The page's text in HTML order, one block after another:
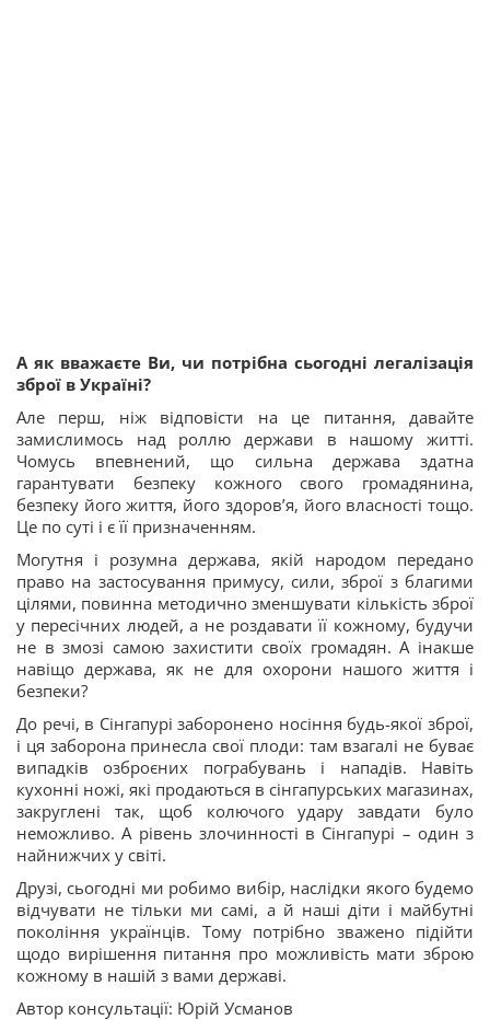
А як вважаєте Ви, чи потрібна сьогодні легалізація
зброї в Україні?
Але перш, ніж відповісти на це питання, давайте
замислимось над роллю держави в нашому житті.
Чомусь впевнений, що сильна держава здатна
гарантувати безпеку кожного свого громадянина,
безпеку його життя, його здоров’я, його власності тощо.
Це по суті і є її призначенням.
Могутня і розумна держава, якій народом передано
право на застосування примусу, сили, зброї з благими
цілями, повинна методично зменшувати кількість зброї
у пересічних людей, а не роздавати її кожному, будучи
не в змозі самою захистити своїх громадян. А інакше
навіщо держава, як не для охорони нашого життя і
безпеки?
До речі, в Сінгапурі заборонено носіння будь-якої зброї,
і ця заборона принесла свої плоди: там взагалі не буває
випадків озброєних пограбувань і нападів. Навіть
кухонні ножі, які продаються в сінгапурських магазинах,
закруглені так, щоб колючого удару завдати було
неможливо. А рівень злочинності в Сінгапурі – один з
найнижчих у світі.
Друзі, сьогодні ми робимо вибір, наслідки якого будемо
відчувати не тільки ми самі, а й наші діти і майбутні
покоління українців. Тому потрібно зважено підійти
щодо вирішення питання про можливість мати зброю
кожному в нашій з вами державі.
Автор консультації: Юрій Усманов